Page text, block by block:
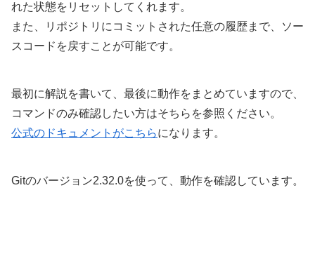
れた状態をリセットしてくれます。
また、リポジトリにコミットされた任意の履歴まで、ソー
スコードを戻すことが可能です。
最初に解説を書いて、最後に動作をまとめていますので、
コマンドのみ確認したい方はそちらを参照ください。
公式のドキュメントがこちらになります。
Gitのバージョン2.32.0を使って、動作を確認しています。